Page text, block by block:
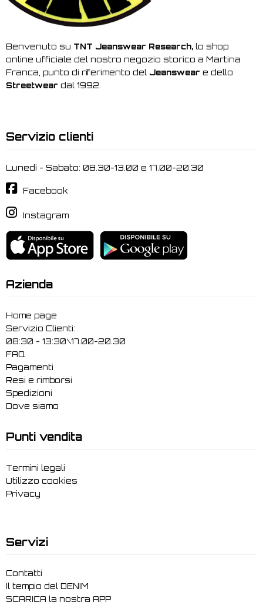
Benvenuto su TNT Jeanswear Research, lo shop
online ufficiale del nostro negozio storico a Martina
Franca, punto di riferimento del Jeanswear e dello
Streetwear dal 1992.
Servizio clienti
Lunedi - Sabato: 08.30-13.00 e 17.00-20.30
Facebook
Instagram
Azienda
Home page
Servizio Clienti:
08:30 - 13:30\17.00-20.30
FAQ
Pagamenti
Resi e rimborsi
Spedizioni
Dove siamo
Punti vendita
Termini legali
Utilizzo cookies
Privacy
Servizi
Contatti
Il tempio del DENIM
SCARICA la nostra APP